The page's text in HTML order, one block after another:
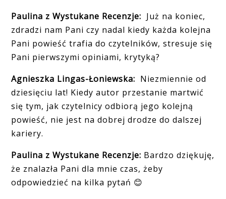
Paulina z Wystukane Recenzje: Już na koniec,
zdradzi nam Pani czy nadal kiedy każda kolejna
Pani powieść trafia do czytelników, stresuje się
Pani pierwszymi opiniami, krytyką?
Agnieszka Lingas-Łoniewska: Niezmiennie od
dziesięciu lat! Kiedy autor przestanie martwić
się tym, jak czytelnicy odbiorą jego kolejną
powieść, nie jest na dobrej drodze do dalszej
kariery.
Paulina z Wystukane Recenzje: Bardzo dziękuję,
że znalazła Pani dla mnie czas, żeby
odpowiedzieć na kilka pytań 😊